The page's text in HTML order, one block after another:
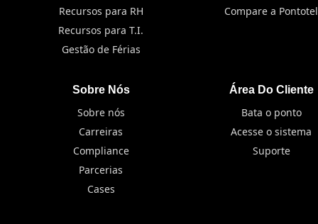
Recursos para RH
Recursos para T.I.
Gestão de Férias
Compare a Pontotel
Sobre Nós
Sobre nós
Carreiras
Compliance
Parcerias
Cases
Área Do Cliente
Bata o ponto
Acesse o sistema
Suporte